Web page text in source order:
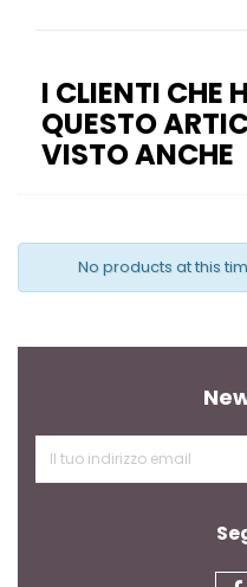
I CLIENTI CHE
QUESTO
VISTO ANCHE
No products at this